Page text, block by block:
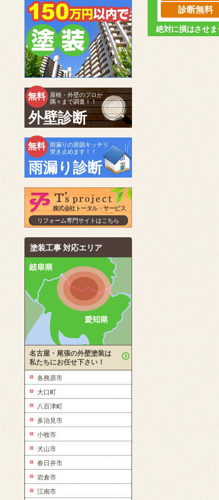
診断無料
絶対に損はさせ
無料
屋根・外壁のプロが
隅々まで調査！！
外壁診断
無料
雨漏りの原因キッチリ
突き止めます！！
雨漏り診断
株式会社トータル・サービス
リフォーム専門サイトはこちら
塗装工事 対応エリア
名古屋・尾張の外壁塗装は
私たちにお任せ下さい！
各務原市
大口町
八百津町
多治見市
小牧市
犬山市
春日井市
岩倉市
江南市